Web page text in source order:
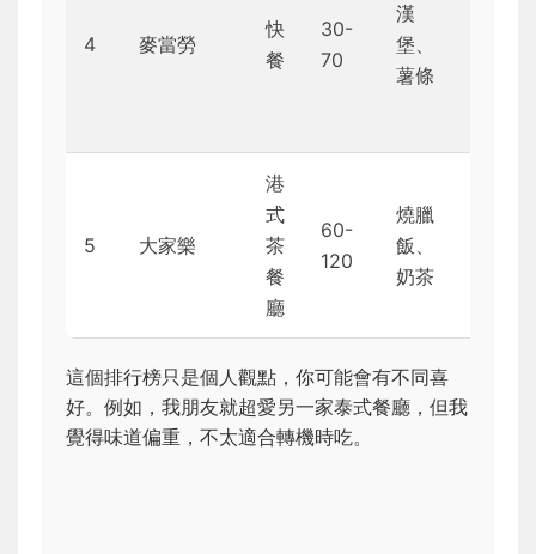
4 麥當勞
快
餐
30-
70
漢
堡、
薯條
5 大家樂
港
式
茶
餐
廳
60-
120
燒臘
飯、
奶茶
這個排行榜只是個人觀點，你可能會有不同喜
好。例如，我朋友就超愛另一家泰式餐廳，但我
覺得味道偏重，不太適合轉機時吃。